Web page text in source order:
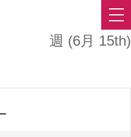
週 (6月 15th)